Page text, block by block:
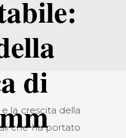
di
la crescita della
che ha portato